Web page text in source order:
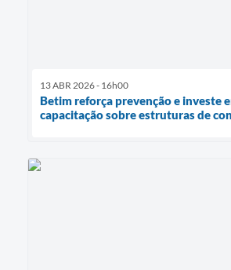
13 ABR 2026 - 16h00
Betim reforça prevenção e investe
capacitação sobre estruturas de